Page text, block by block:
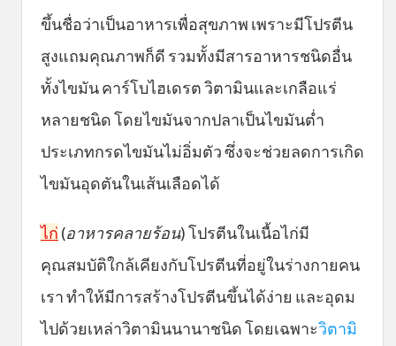
ขึ้นชื่อว่าเป็นอาหารเพื่อสุขภาพ เพราะมีโปรตีน
สูงแถมคุณภาพก็ดี รวมทั้งมีสารอาหารชนิดอื่น
ทั้งไขมัน คาร์โบไฮเดรต วิตามินและเกลือแร่
หลายชนิด โดยไขมันจากปลาเป็นไขมันต่ำ
ประเภทกรดไขมันไม่อิ่มตัว ซึ่งจะช่วยลดการเกิด
ไขมันอุดตันในเส้นเลือดได้
ไก่ (อาหารคลายร้อน) โปรตีนในเนื้อไก่มี
คุณสมบัติใกล้เคียงกับโปรตีนที่อยู่ในร่างกายคน
เรา ทำให้มีการสร้างโปรตีนขึ้นได้ง่าย และอุดม
ไปด้วยเหล่าวิตามินนานาชนิด โดยเฉพาะวิตามิ